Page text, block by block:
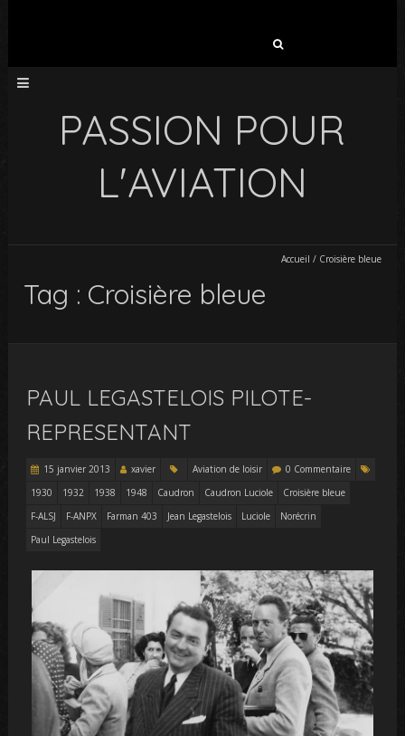
PASSION POUR
L'AVIATION
Accueil / Croisière bleue
Tag : Croisière bleue
PAUL LEGASTELOIS PILOTE-
REPRESENTANT
15 janvier 2013 xavier Aviation de loisir
0 Commentaire
1930
1932 1938 1948 Caudron Caudron Luciole
Croisière bleue
F-ALSJ
F-ANPX Farman 403 Jean Legastelois Luciole
Norécrin
Paul Legastelois